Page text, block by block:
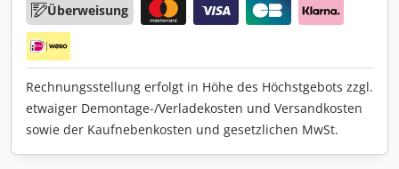
Überweisung
Rechnungsstellung erfolgt in Höhe des Höchstgebots zzgl.
etwaiger Demontage-/Verladekosten und Versandkosten
sowie der Kaufnebenkosten und gesetzlichen MwSt.